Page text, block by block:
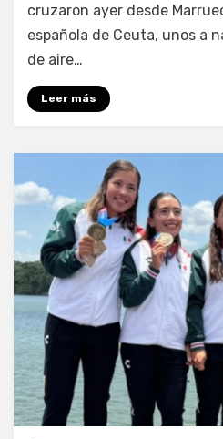
cruzaron ayer desde
española de Ceuta, unos a
de aire…
Leer más